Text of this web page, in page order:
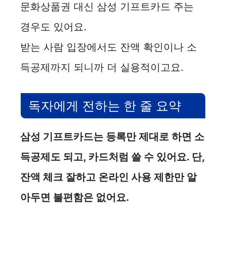
문화상품권 대신 삼성 기프트카드 주는
경우도 있어요.
받는 사람 입장에서도 잔액 확인이나 소
득공제까지 되니까 더 실용적이고요.
독자에게 전하는 한 줄 요약
삼성 기프트카드는 등록만 제대로 하면 소
득공제도 되고, 카드처럼 쓸 수 있어요. 단,
잔액 체크 잘하고 온라인 사용 제한만 알
아두면 불편함은 없어요.